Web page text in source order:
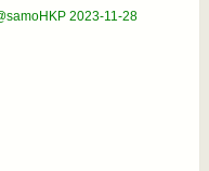
2023-11-28